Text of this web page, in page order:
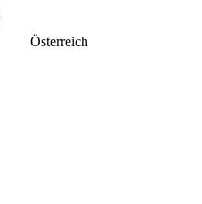
Österreich